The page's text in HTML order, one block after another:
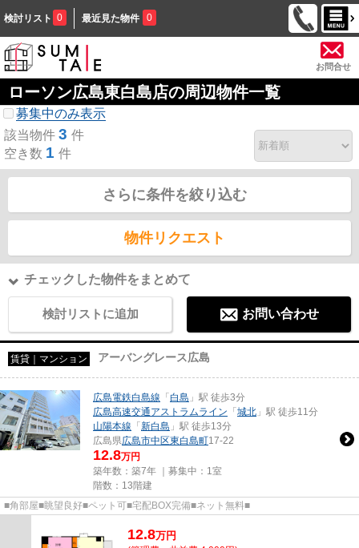
検討リスト 0 最近見た物件 0
お問合せ
ローソン広島東白島店の周辺物件一覧
募集中のみ表示
該当物件 3 件
空き数 1 件
さらに条件を絞り込む
物件リクエスト
チェックした物件をまとめて
検討リストに追加 お問い合わせ
賃貸｜マンション アーバングレース広島
広島電鉄白島線 「 白島 」駅 徒歩3分
広島高速交通アストラムライン 「 城北 」駅 徒歩11分
山陽本線 「 新白島 」駅 徒歩13分
広島県広島市中区東白島町17-22
12.8万円
築年数：築7年 ｜募集中： 1室
階数：13階建
■角部屋■眺望良好■ペット可■宅配BOX完備■ネット無料■
12.8万円